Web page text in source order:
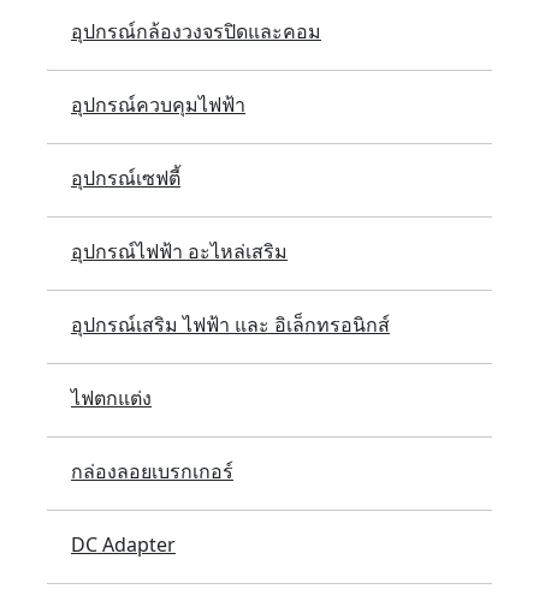
อุปกรณ์กล้องวงจรปิดและคอม
อุปกรณ์ควบคุมไฟฟ้า
อุปกรณ์เซฟตี้
อุปกรณ์ไฟฟ้า อะไหล่เสริม
อุปกรณ์เสริม ไฟฟ้า และ อิเล็กทรอนิกส์
ไฟตกแต่ง
กล่องลอยเบรกเกอร์
DC Adapter